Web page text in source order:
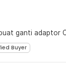
ganti adaptor
Buyer